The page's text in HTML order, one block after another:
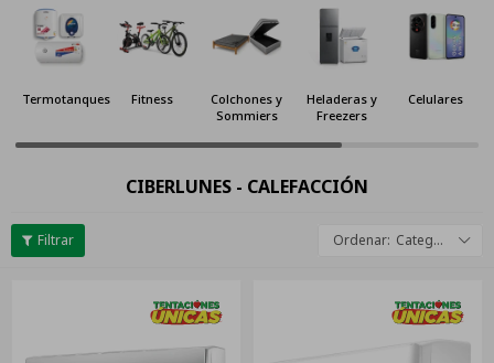
Fitness
Colchones y
Heladeras y
Freezers
Celulares Audio
CIBERLUNES - CALEFACCIÓN
Categoría